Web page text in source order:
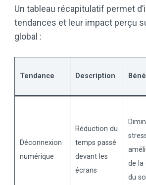
Un tableau récapitulatif permet
tendances et leur impact perçu
global :
Tendance Description
Déconnexion
numérique
Réduction du
temps passé
devant les
écrans
de la
du